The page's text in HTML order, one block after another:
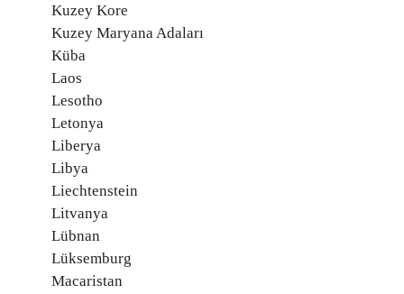
Kuzey Kore
Kuzey Maryana Adaları
Küba
Laos
Lesotho
Letonya
Liberya
Libya
Liechtenstein
Litvanya
Lübnan
Lüksemburg
Macaristan